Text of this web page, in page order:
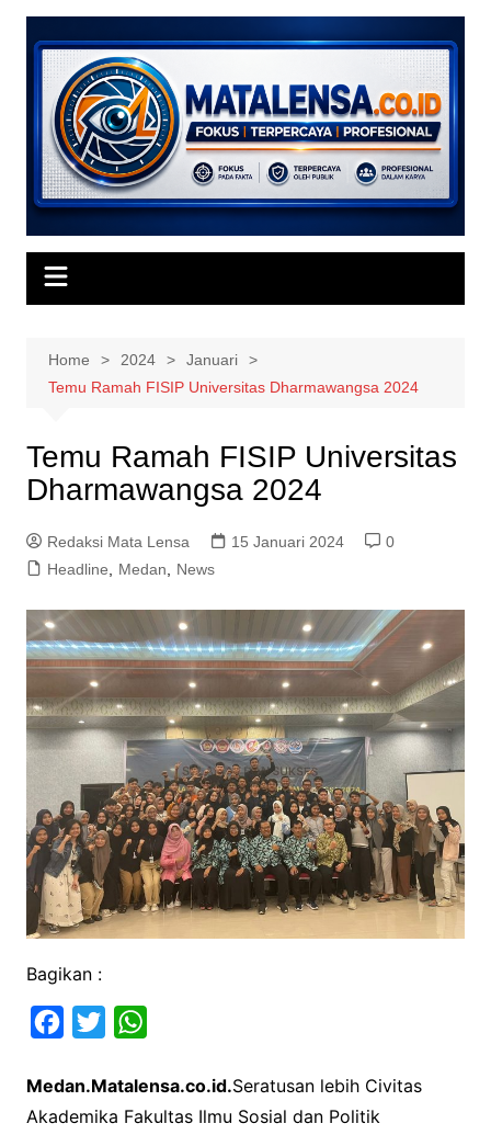
Skip
content
Home 2024
Januari
Temu Ramah FISIP Universitas Dharmawangsa 2024
Temu Ramah FISIP Universitas
Dharmawangsa 2024
Redaksi Mata Lensa 15 Januari 2024
0
Headline
Medan News
Bagikan :
c
e
i
t
a
t
Medan.Matalensa.co.id.Seratusan lebih Civitas
Akademika Fakultas Ilmu Sosial dan Politik